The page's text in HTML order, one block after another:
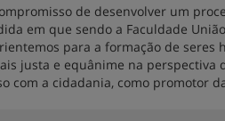
de desenvolver um
em que sendo a Faculdade
para a formação de seres
justa e equânime na perspectiva
com a cidadania, como promotor